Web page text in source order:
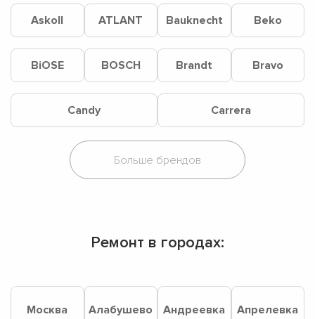
Askoll ATLANT Bauknecht Beko
BiOSE BOSCH Brandt Bravo
Candy Carrera
Ремонт в городах:
Москва Алабушево Андреевка Апрелевка